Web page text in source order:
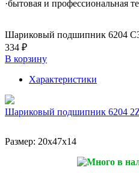
·бытовая и профессиональная
Шариковый подшипник 6204
334 ₽
В корзину
Характеристики
Шариковый подшипник 6204
Размер: 20x47x14